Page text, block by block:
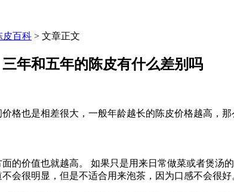
皮百科 > 文章正文
年和五年的陈皮有什么差别吗
格也是相差很大，一般年龄越长的陈皮价格越高，
的价值也就越高。 如果只是用来日常做菜或者煲汤
会很明显，但是不适合用来泡茶，因为口感不会很好